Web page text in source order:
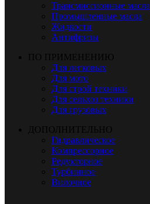
Трансмиссионные масла
Промышленные масла
Жидкости
Антифризы
ПО ПРИМЕНЕНИЮ
Для легковых
Для мото
Для строй техники
Для сельхоз техники
Для грузовых
ДОПОЛНИТЕЛЬНО
Гидравлическое
Компрессорное
Редукторное
Турбинное
Вилочное